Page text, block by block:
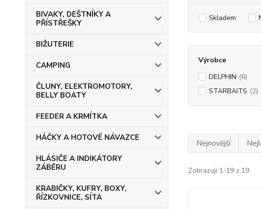
BIVAKY, DEŠTNÍKY A
PŘÍSTŘEŠKY
BIŽUTERIE
CAMPING
ČLUNY, ELEKTROMOTORY,
BELLY BOATY
FEEDER A KRMÍTKA
HÁČKY A HOTOVÉ NÁVAZCE
HLÁSIČE A INDIKÁTORY
ZÁBĚRU
KRABIČKY, KUFRY, BOXY,
ŘÍZKOVNICE, SÍTA
Skladem
Výrobce
DELPHIN (6)
STARBAITS (2)
Nejnovější
Zobrazuji 1-19 z 19